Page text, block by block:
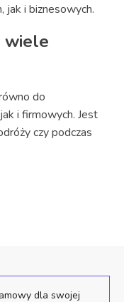
jak i biznesowych.
wiele
do
i firmowych. Jest
czy podczas
dla swojej